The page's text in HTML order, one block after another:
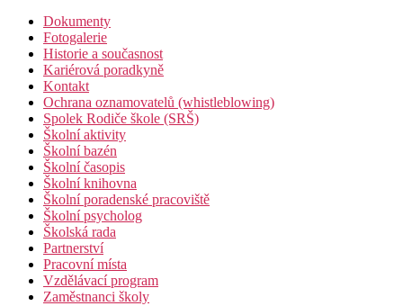
Dokumenty
Fotogalerie
Historie a současnost
Kariérová poradkyně
Kontakt
Ochrana oznamovatelů (whistleblowing)
Spolek Rodiče škole (SRŠ)
Školní aktivity
Školní bazén
Školní časopis
Školní knihovna
Školní poradenské pracoviště
Školní psycholog
Školská rada
Partnerství
Pracovní místa
Vzdělávací program
Zaměstnanci školy